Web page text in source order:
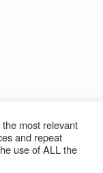
most relevant
and repeat
use of ALL the